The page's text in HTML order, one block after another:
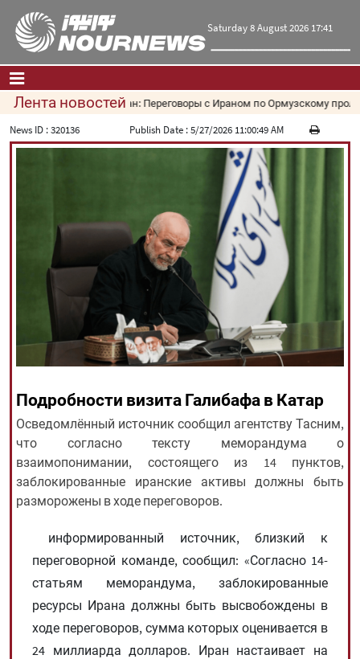
Saturday 8 August 2026 17:41
Главная|Контакты|О нас
Политика
взгляд
Мультимедиа
| فارسی
русский|中文
All rights reserved for NourNews
Copyright © 2021 www.nournews.ir
Лента новостейОман: Переговоры с Ираном по Ормузскому
News ID :320136 Publish Date :5/27/2026 11:00:49 AM
Подробности визита Галибафа в Катар
Осведомлённый источник сообщил агентству Тасним,
что согласно тексту меморандума о
взаимопонимании, состоящего из 14 пунктов,
заблокированные иранские активы должны быть
разморожены в ходе переговоров.
информированный источник, близкий к
переговорной команде, сообщил: «Согласно 14-
статьям меморандума, заблокированные
ресурсы Ирана должны быть высвобождены в
ходе переговоров, сумма которых оценивается в
24 миллиарда долларов. Иран настаивает на